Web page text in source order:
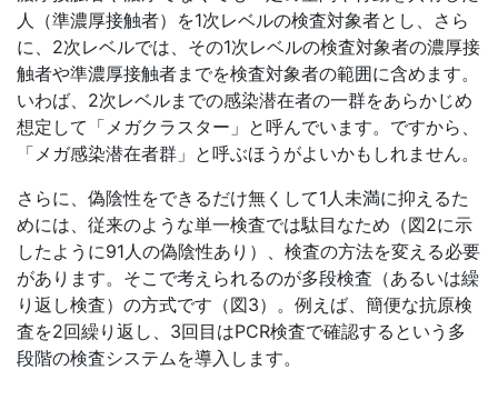
人（準濃厚接触者）を1次レベルの検査対象者とし、さら
に、2次レベルでは、その1次レベルの検査対象者の濃厚接
触者や準濃厚接触者までを検査対象者の範囲に含めます。
いわば、2次レベルまでの感染潜在者の一群をあらかじめ
想定して「メガクラスター」と呼んでいます。ですから、
「メガ感染潜在者群」と呼ぶほうがよいかもしれません。
さらに、偽陰性をできるだけ無くして1人未満に抑えるた
めには、従来のような単一検査では駄目なため（図2に示
したように91人の偽陰性あり）、検査の方法を変える必要
があります。そこで考えられるのが多段検査（あるいは繰
り返し検査）の方式です（図3）。例えば、簡便な抗原検
査を2回繰り返し、3回目はPCR検査で確認するという多
段階の検査システムを導入します。